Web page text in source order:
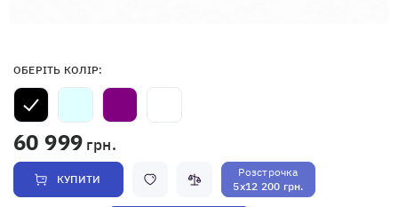
ОБЕРІТЬ КОЛІР:
60 999 грн.
КУПИТИ
Розстрочка
5x12 200 грн.